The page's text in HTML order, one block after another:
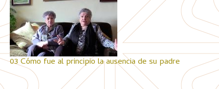
03 Cómo fue al principio la ausencia de su padre